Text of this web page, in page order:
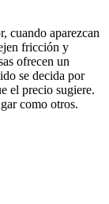
cuando aparezcan
fricción y
ofrecen un
se decida por
el precio sugiere.
como otros.